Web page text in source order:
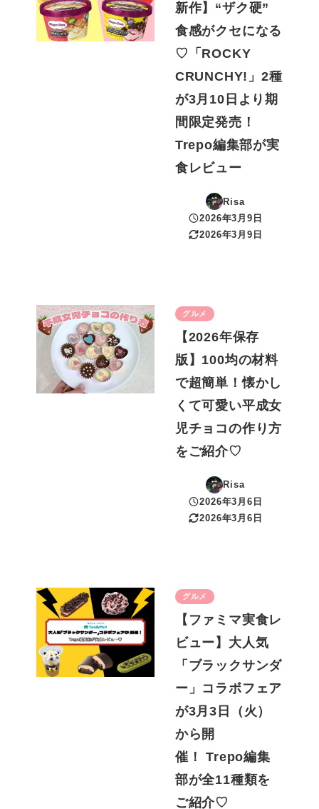
新作】“ザク硬”
食感がクセになる
♡「ROCKY
CRUNCHY!」2種
が3月10日より期
間限定発売！
Trepo編集部が実
食レビュー
Risa
投稿日
2026年3月9日
更新日
2026年3月9日
グルメ
【2026年保存
版】100均の材料
で超簡単！懐かし
くて可愛い平成女
児チョコの作り方
をご紹介♡
Risa
投稿日
2026年3月6日
更新日
2026年3月6日
グルメ
【ファミマ実食レ
ビュー】大人気
「ブラックサンダ
ー」コラボフェア
が3月3日（火）
から開
催！ Trepo編集
部が全11種類を
ご紹介♡